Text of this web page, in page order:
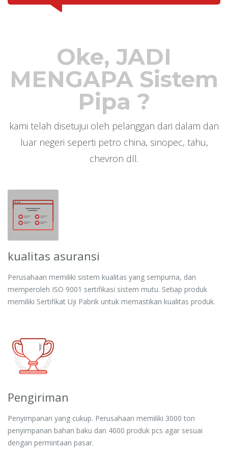
Oke, JADI
MENGAPA Sistem
Pipa ?
kami telah disetujui oleh pelanggan dari dalam dan
luar negeri seperti petro china, sinopec, tahu,
chevron dll.
kualitas asuransi
Perusahaan memiliki sistem kualitas yang sempurna, dan
memperoleh ISO 9001 sertifikasi sistem mutu. Setiap produk
memiliki Sertifikat Uji Pabrik untuk memastikan kualitas produk.
Pengiriman
Penyimpanan yang cukup. Perusahaan memiliki 3000 ton
penyimpanan bahan baku dan 4000 produk pcs agar sesuai
dengan permintaan pasar.